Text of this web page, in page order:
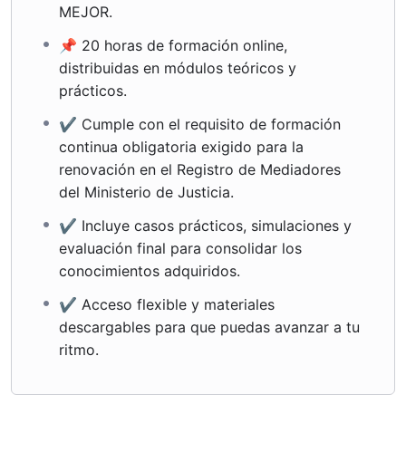
MEJOR.
📌 20 horas de formación online,
distribuidas en módulos teóricos y
prácticos.
✔ Cumple con el requisito de formación
continua obligatoria exigido para la
renovación en el Registro de Mediadores
del Ministerio de Justicia.
✔ Incluye casos prácticos, simulaciones y
evaluación final para consolidar los
conocimientos adquiridos.
✔ Acceso flexible y materiales
descargables para que puedas avanzar a tu
ritmo.